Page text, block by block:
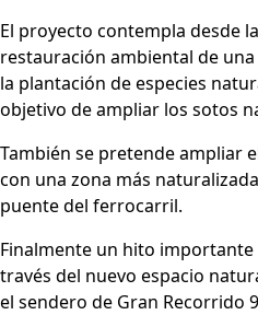
El proyecto contempla desde
restauración ambiental de
la plantación de especies
objetivo de ampliar los sotos
También se pretende ampliar
con una zona más
puente del ferrocarril.
Finalmente un hito
través del nuevo espacio
el sendero de Gran Recorrido